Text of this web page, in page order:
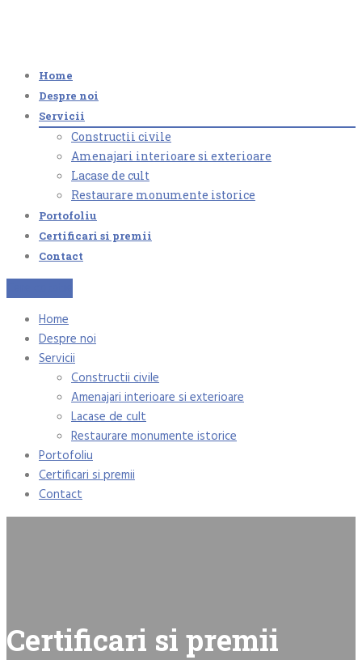
Home
Despre noi
Servicii
Constructii civile
Amenajari interioare si exterioare
Lacase de cult
Restaurare monumente istorice
Portofoliu
Certificari si premii
Contact
Home
Despre noi
Servicii
Constructii civile
Amenajari interioare si exterioare
Lacase de cult
Restaurare monumente istorice
Portofoliu
Certificari si premii
Contact
Certificari si premii